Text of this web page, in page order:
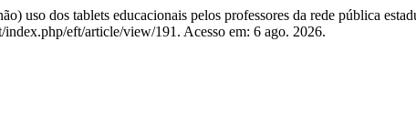
dos tablets educacionais pelos professores da rede pública
eft/article/view/191. Acesso em: 6 ago. 2026.